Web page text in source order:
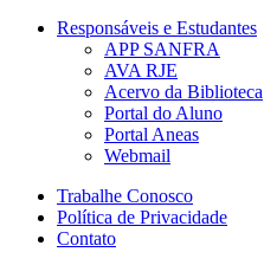
Responsáveis e Estudantes
APP SANFRA
AVA RJE
Acervo da Biblioteca
Portal do Aluno
Portal Aneas
Webmail
Trabalhe Conosco
Política de Privacidade
Contato